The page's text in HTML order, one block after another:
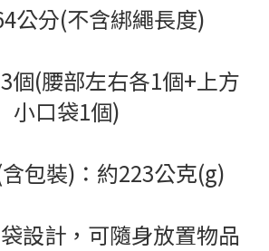
公分(不含綁繩長度)
個(腰部左右各1個+上方
小口袋1個)
包裝)：約223公克(g)
設計，可隨身放置物品